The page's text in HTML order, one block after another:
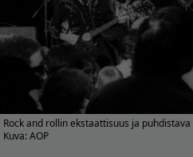
Rock and rollin ekstaattisuus ja
Kuva: AOP